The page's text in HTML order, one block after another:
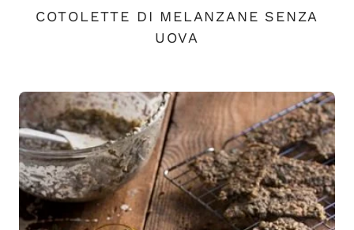
COTOLETTE DI MELANZANE SENZA
UOVA